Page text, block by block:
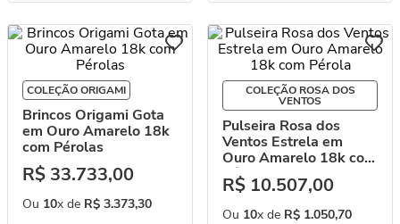
COLEÇÃO ORIGAMI
Brincos Origami Gota
em Ouro Amarelo 18k
com Pérolas
R$ 33.733,00
Ou 10x de R$ 3.373,30
COLEÇÃO ROSA DOS
VENTOS
Pulseira Rosa dos
Ventos Estrela em
Ouro Amarelo 18k com
Pérola
R$ 10.507,00
Ou 10x de R$ 1.050,70